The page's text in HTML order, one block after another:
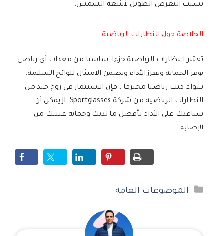
بسبب التعرض الطويل لأشعة الشمس.
الخلاصة حول النظارات الرياضية
تعتبر النظارات الرياضية جزءا أساسيا من معدات أي رياضي.
يوفر الحماية ويعزز الأداء ويضمن الامتثال للوائح السلامة.
سواء كنت رياضيا محترفا ، فإن الاستثمار في زوج جيد من
النظارات الرياضية من شركة JL Sportglasses يمكن أن
يساعدك على الأداء بأفضل ما لديك وحماية عينيك من
الإصابة.
التصنيفات
الموضوعات العامة